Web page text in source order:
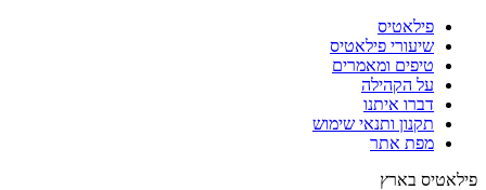
פילאטיס
שיעורי פילאטיס
טיפים ומאמרים
על הקהילה
דברו איתנו
תקנון ותנאי שימוש
מפת אתר
פילאטיס בארץ